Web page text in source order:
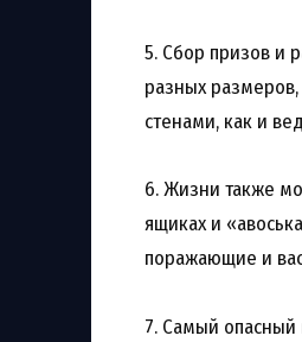
5. Сбор призов и
разных
стенами, как и
6. Жизни также
ящиках и
поражающие и
7. Самый опасный